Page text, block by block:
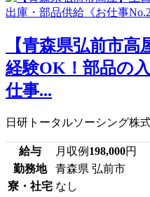
【青森県弘前市
経験OK！部品の
仕事...
日研トータルソーシング株
給与 月収例 198,000円
勤務地
青森県 弘前市
寮・社宅 なし